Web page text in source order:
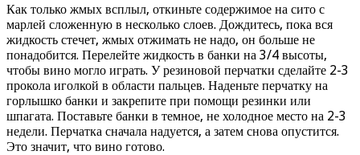
Как только жмых всплыл, откиньте содержимое на сито с
марлей сложенную в несколько слоев. Дождитесь, пока вся
жидкость стечет, жмых отжимать не надо, он больше не
понадобится. Перелейте жидкость в банки на 3/4 высоты,
чтобы вино могло играть. У резиновой перчатки сделайте 2-3
прокола иголкой в области пальцев. Наденьте перчатку на
горлышко банки и закрепите при помощи резинки или
шпагата. Поставьте банки в темное, не холодное место на 2-3
недели. Перчатка сначала надуется, а затем снова опустится.
Это значит, что вино готово.